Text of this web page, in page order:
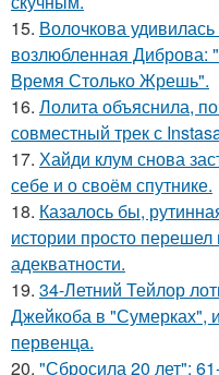
15. Волочкова
возлюбленная
Время Столько Жрешь".
16. Лолита объяснила,
совместный трек с
17. Хайди клум снова
себе и о своём спутнике.
18. Казалось бы,
истории просто
адекватности.
19. 34-Летний Тейлор
Джейкоба в "Сумерках",
первенца.
20. "Сбросила 20 лет":